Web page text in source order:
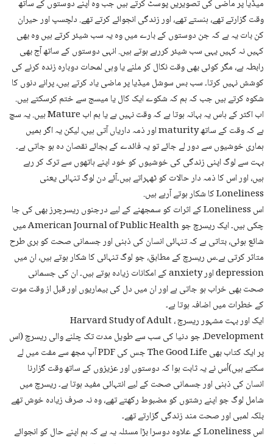
میڈیا پر ماضی کی تصویریں پوسٹ کرتے ہیں جب وہ اپنے دوستوں کے ساتھ
وقت گزارتے تھے، ہنستے تھے، اور زندگی انجوائے کرتے تھے. دلچسپ اور حیران
کن بات یہ ہے کہ جن دوستوں کے بارے میں وہ یہ سب شیئر کرتے ہیں وہ بھی
کہیں نہ کہیں یہی سب شیئر کررہے ہوتے ہیں. انہی دوستوں کے ساتھ آج بھی
رابطہ ہے، مگر کوئی بھی وقت نکال کر ملنے یا وہی لمحات دوبارہ زندہ کرنے کی
کوشش نہیں کرتا۔ سب بس سوشل میڈیا پر ماضی یاد کرتے ہیں، پرانے دنوں کا
شکوہ کرتے ہیں جب کہ ہم کہ شکوے ایک کال یا میسج سے ختم کرسکتے ہیں.
اب اکثر کے ہاس یہ بہانہ ہوتا ہے کہ وقت نہیں ہے یا ہم اب Mature ہیں. یہ سچ
ہے کہ وقت کے ساتھ maturity اور ذمہ داریاں آتی ہیں، لیکن یہ اگر ہمیں
ہماری خوشیوں سے دور لے جائے تو یہ فائدے کے بجائے نقصان دہ ہو جاتی ہے۔
بہت سے لوگ اپنی زندگی کی خوشیوں کو خود اپنے ہاتھوں سے ترک کر رہے
ہیں، اور اس کا ذمہ دار حالات کو ٹھہراتے ہیں۔آئے دن لوگ تنہائی یعنی
Loneliness کا شکار ہوتے آرہے ہیں.
اس Loneliness کے اثرات کو سمجھنے کے لیے درجنوں ریسرچرز بھی کی جا
چکی ہیں۔ ایک ریسرچ جو American Journal of Public Health میں
شائع ہوئی، بتاتی ہے کہ تنہائی انسان کی ذہنی اور جسمانی صحت کو بری طرح
متاثر کرتی ہے۔س ریسرچ کے مطابق، جو لوگ تنہائی کا شکار ہوتے ہیں، ان میں
depression اور anxiety کے امکانات زیادہ ہوتے ہیں۔ ان کی جسمانی
صحت بھی خراب ہو جاتی ہے اور ان میں دل کی بیماریوں اور قبل از وقت موت
کے خطرات میں اضافہ ہوتا ہے۔
ایک اور بہت مشہور ریسرچ ، Harvard Study of Adult
Development، جو دنیا کی سب سے طویل مدت تک چلنے والی ریسرچ (اس
پر ایک کتاب بھی The Good Life جس کی PDF آپ مجھ سے مفت میں لے
سکتے ہیں)اُس نے یہ ثابت ہوا کہ دوستوں اور عزیزوں کے ساتھ وقت گزارنا
انسان کی ذہنی اور جسمانی صحت کے لیے انتہائی مفید ہوتا ہے۔ ریسرچ میں
شامل لوگ جو اپنے رشتوں کو مضبوط رکھتے تھے، وہ نہ صرف زیادہ خوش تھے
بلکہ لمبی اور صحت مند زندگی گزارتے تھے۔
اس Loneliness کے علاوہ دوسرا بڑا مسئلہ یہ ہے کہ ہم اپنے حال کو انجوائے